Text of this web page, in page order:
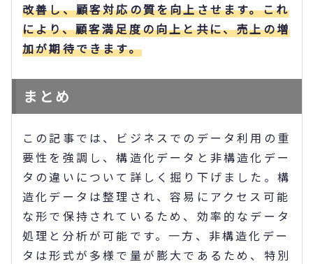
改善し、顧客対応の質を向上させます。これ
により、顧客満足度の向上と共に、売上の増
加が期待できます。
まとめ
この記事では、ビジネスでのデータ利用の重
要性を強調し、構造化データと非構造化デー
タの違いについて詳しく掘り下げました。構
造化データは整理され、容易にアクセス可能
な形で保持されているため、効率的なデータ
処理と分析が可能です。一方、非構造化デー
タは形式が多様で量が膨大であるため、特別